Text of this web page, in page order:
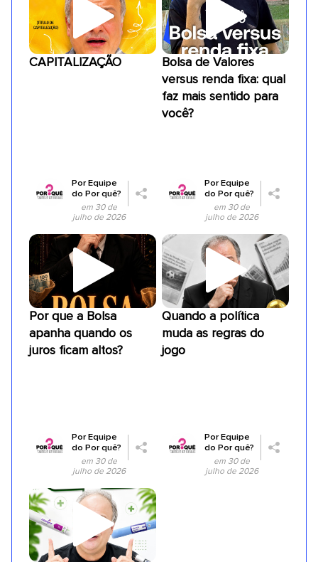
CAPITALIZAÇÃO
PorEquipe
do Por quê?
em 30 de
julho de 2026
Bolsa de Valores
versus renda fixa: qual
faz mais sentido para
você?
PorEquipe
do Por quê?
em 30 de
julho de 2026
Por que a Bolsa
apanha quando os
juros ficam altos?
PorEquipe
do Por quê?
em 30 de
julho de 2026
Quando a política
muda as regras do
jogo
PorEquipe
do Por quê?
em 30 de
julho de 2026